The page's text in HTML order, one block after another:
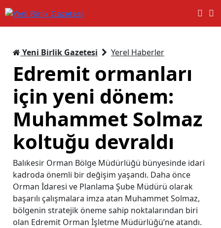
Yeni Birlik Gazetesi Yerel Haberler
Edremit ormanları
için yeni dönem:
Muhammet Solmaz
koltuğu devraldı
Balıkesir Orman Bölge Müdürlüğü bünyesinde idari
kadroda önemli bir değişim yaşandı. Daha önce
Orman İdaresi ve Planlama Şube Müdürü olarak
başarılı çalışmalara imza atan Muhammet Solmaz,
bölgenin stratejik öneme sahip noktalarından biri
olan Edremit Orman İşletme Müdürlüğü’ne atandı.